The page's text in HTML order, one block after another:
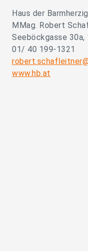
Haus der
MMag. Robert
Seeböckgasse 30a,
01/ 40 199-1321
www.hb.at